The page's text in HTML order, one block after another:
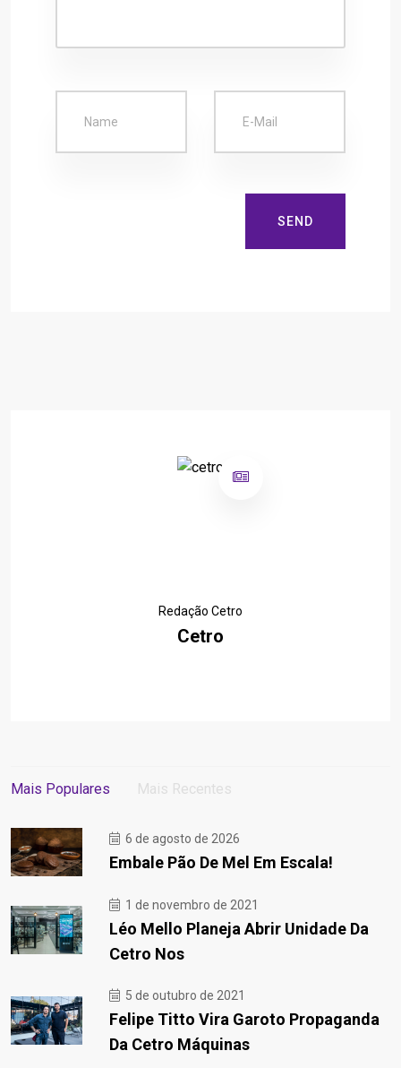
SEND
Redação Cetro
Cetro
Mais Populares Mais Recentes
6 de agosto de 2026
Embale Pão De Mel Em Escala!
1 de novembro de 2021
Léo Mello Planeja Abrir Unidade Da
Cetro Nos
5 de outubro de 2021
Felipe Titto Vira Garoto Propaganda
Da Cetro Máquinas